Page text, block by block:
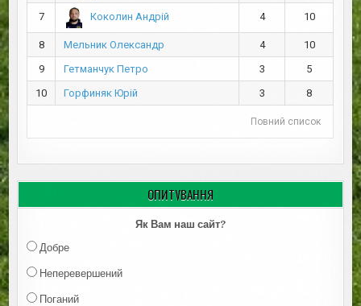
7 Коколин Андрій 4 10
8 Мельник Олександр 4
10
9
Гетманчук Петро 3
5
10
Горфиняк Юрій 3 8
Повний список
ОПИТУВАННЯ
Як Вам наш сайт?
Добре
Неперевершений
Поганий